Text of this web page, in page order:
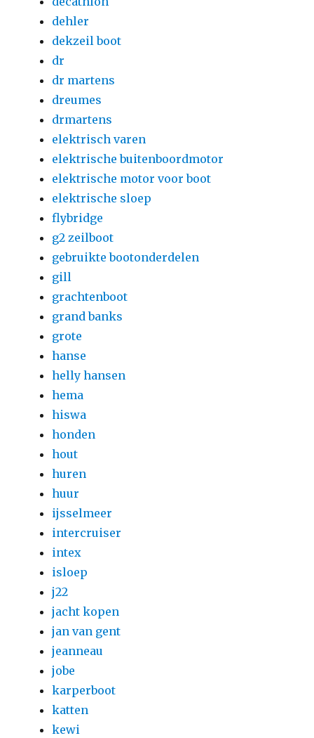
dehler
dekzeil boot
dr
dr martens
dreumes
drmartens
elektrisch varen
elektrische buitenboordmotor
elektrische motor voor boot
elektrische sloep
flybridge
g2 zeilboot
gebruikte bootonderdelen
gill
grachtenboot
grand banks
grote
hanse
helly hansen
hema
hiswa
honden
hout
huren
huur
ijsselmeer
intercruiser
intex
isloep
j22
jacht kopen
jan van gent
jeanneau
jobe
karperboot
katten
kewi